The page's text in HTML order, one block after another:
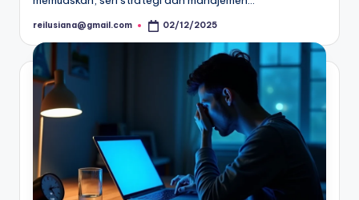
Posted
reilusiana@gmail.com 02/12/2025